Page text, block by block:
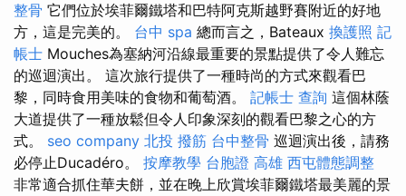
整骨 它們位於埃菲爾鐵塔和巴特阿克斯越野賽附近的好地
方，這是完美的。 台中 spa 總而言之，Bateaux 換護照 記
帳士 Mouches為塞納河沿線最重要的景點提供了令人難忘
的巡迴演出。 這次旅行提供了一種時尚的方式來觀看巴
黎，同時食用美味的食物和葡萄酒。 記帳士 查詢 這個林蔭
大道提供了一種放鬆但令人印象深刻的觀看巴黎之心的方
式。 seo company 北投 撥筋 台中整骨 巡迴演出後，請務
必停止Ducadéro。 按摩教學 台胞證 高雄 西屯體態調整
非常適合抓住華夫餅，並在晚上欣賞埃菲爾鐵塔最美麗的景